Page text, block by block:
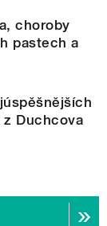
choroby
pastech a
Duchcova